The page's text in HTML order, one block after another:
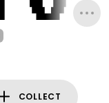
COLLECT